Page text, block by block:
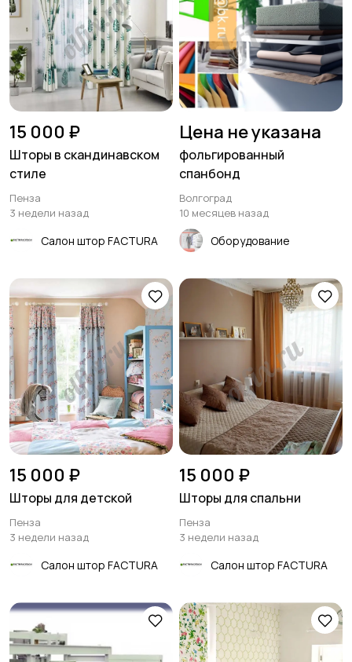
15 000 ₽
Шторы в скандинавском
стиле
Пенза
3 недели назад
Салон штор FACTURA
Цена не указана
фольгированный
спанбонд
Волгоград
10 месяцев назад
Оборудование
15 000 ₽
Шторы для детской
Пенза
3 недели назад
Салон штор FACTURA
15 000 ₽
Шторы для спальни
Пенза
3 недели назад
Салон штор FACTURA